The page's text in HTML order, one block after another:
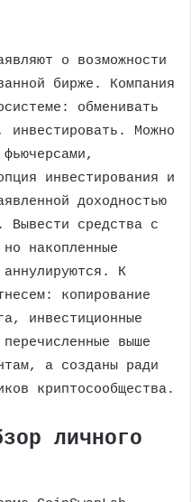
о возможности
бирже. Компания
обменивать
инвестировать. Можно
инвестирования и
доходностью
средства с
накопленные
аннулируются. К
копирование
инвестиционные
выше
а созданы ради
криптосообщества.
личного